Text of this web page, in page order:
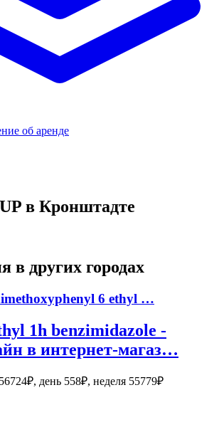
об аренде
в Кронштадте
в других городах
6 ethyl …
1h benzimidazole -
в интернет-магаз…
день 558₽, неделя 55779₽